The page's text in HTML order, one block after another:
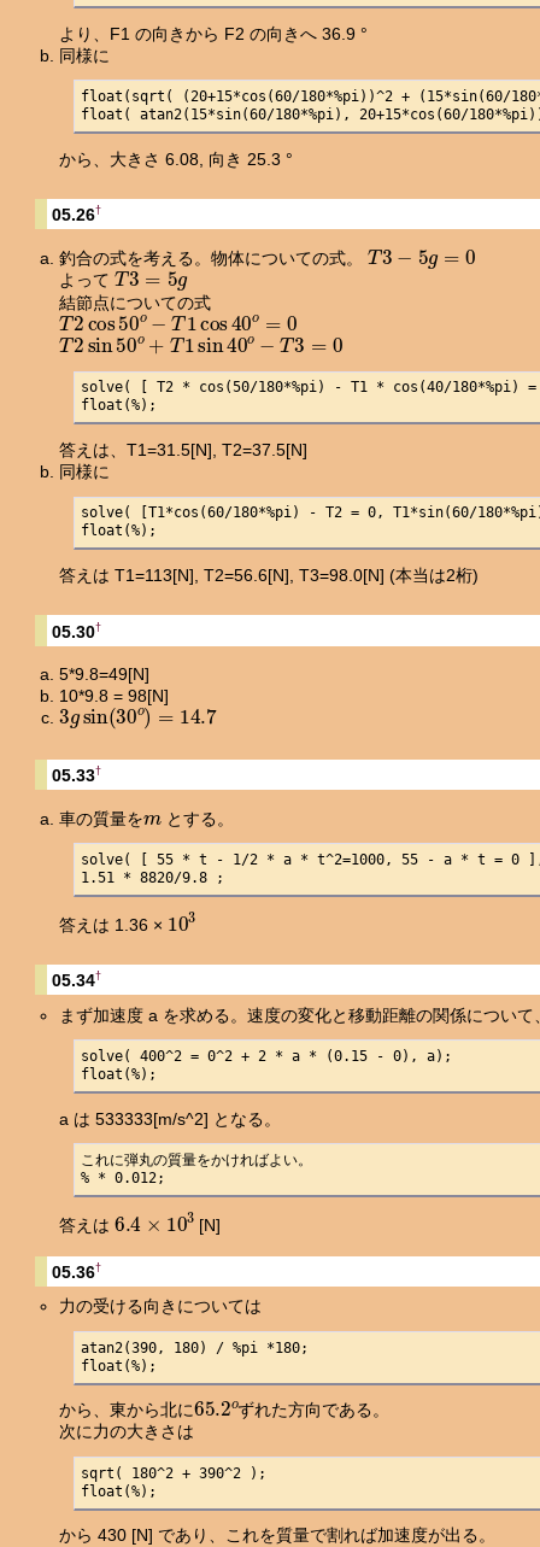
より、F1 の向きから F2 の向きへ 36.9 °
同様に
float(sqrt( (20+15*cos(60/180*%pi))^2 + (15*sin(60/
float( atan2(15*sin(60/180*%pi), 20+15*cos(60/
から、大きさ 6.08, 向き 25.3 °
05.26†
釣合の式を考える。物体についての式。 T3− g=
よって T3=5g
結節点についての式
T2cos50o−T1cos o=0
T2sin50o+T1sin40o−T 3=0
solve( [ T2 * cos(50/180*%pi) - T1 * cos(40/
float(%);
答えは、T1=31.5[N], T2=37.5[N]
同様に
solve( [T1*cos(60/180*%pi) - T2 = 0, T1*sin(60/
float(%);
答えは T1=113[N], T2=56.6[N], T3=98.0[N] (本当は2桁)
05.30†
5*9.8=49[N]
10*9.8 = 98[N]
3g sin(30o)=14.7
05.33†
車の質量を とする。
solve( [ 55 * t - 1/2 * a * t^2=1000, 55 - a * t =
1.51 * 8820/9.8 ;
答えは 1.36 × 103
05.34†
まず加速度 a を求める。速度の変化と移動距離の関係につい
solve( 400^2 = 0^2 + 2 * a * (0.15 - 0), a);
float(%);
a は 533333[m/s^2] となる。
これに弾丸の質量をかければよい。
% * 0.012;
答えは 6.4 10 3 [N]
05.36†
力の受ける向きについては
atan2(390, 180) / %pi *180;
float(%);
から、東から北に65.2oずれた方向である。
次に力の大きさは
sqrt( 180^2 + 390^2 );
float(%);
から 430 [N] であり、これを質量で割れば加速度が出る。